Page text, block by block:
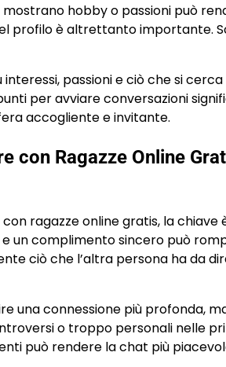
hobby o passioni può
profilo è altrettanto importante.
interessi, passioni e ciò che si
per avviare conversazioni
accogliente e invitante.
con Ragazze Online
ragazze online gratis, la
un complimento sincero può
ciò che l’altra persona ha da
una connessione più profonda,
o troppo personali nelle
può rendere la chat più